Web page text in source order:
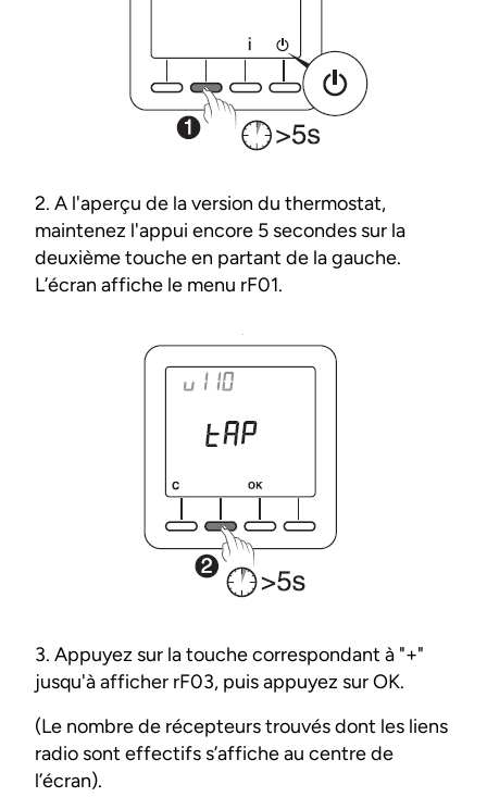
2. A l'aperçu de la version du thermostat,
maintenez l'appui encore 5 secondes sur la
deuxième touche en partant de la gauche.
L’écran affiche le menu rF01.
3. Appuyez sur la touche correspondant à "+"
jusqu'à afficher rF03, puis appuyez sur OK.
(Le nombre de récepteurs trouvés dont les liens
radio sont effectifs s’affiche au centre de
l’écran).